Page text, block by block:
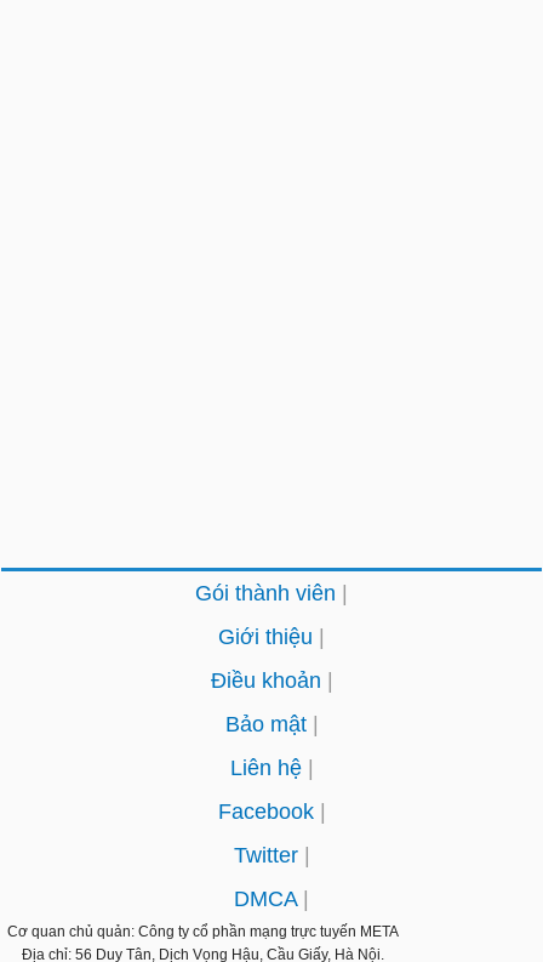
Gói thành viên
Giới thiệu
Điều khoản
Bảo mật
Liên hệ
Facebook
Twitter
DMCA
Cơ quan chủ quản: Công ty cổ phần mạng trực tuyến META
Địa chỉ: 56 Duy Tân, Dịch Vọng Hậu, Cầu Giấy, Hà Nội.